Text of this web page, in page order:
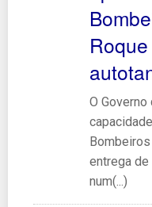
O
entrega de
num(...)